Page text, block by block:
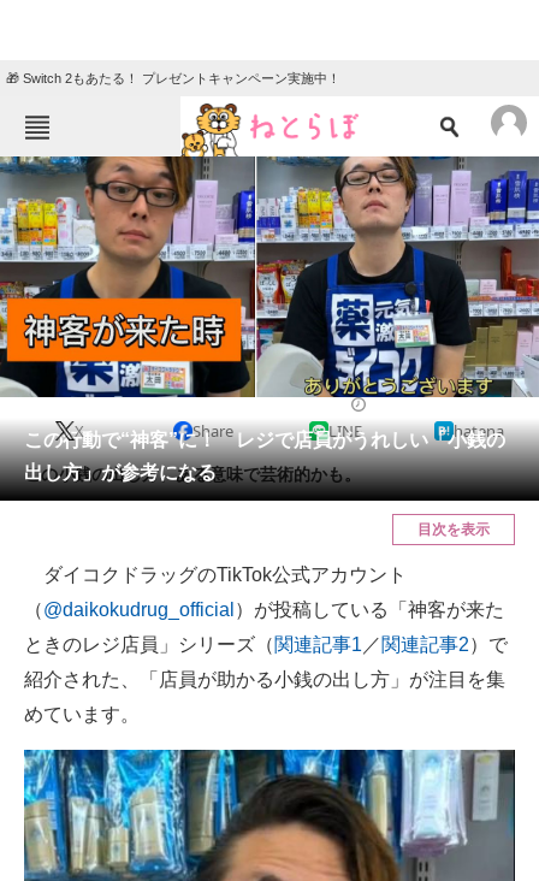
🎁 Switch 2もあたる！ プレゼントキャンペーン実施中！
ねとらぼメニュー
TOP ニュース
エンタメ クイズ
グルメ 地域
住まい 教育・育児
動物 リサーチ
会員記事
メディア
スマホと通信の最新トレンド
進化するPCとデバイスの未来
ビジネスと働き方のヒント
AI活用のいまが分かる
この行動で“神客”に！ レジで店員がうれしい「小銭の
出し方」が参考になる
X Share LINE hatena
この小銭の出し方、ある意味で芸術的かも。
目次を表示
ダイコクドラッグのTikTok公式アカウント
（@daikokudrug_official ）が投稿している「神客が来た
ときのレジ店員」シリーズ（関連記事1 ／関連記事2）で
紹介された、「店員が助かる小銭の出し方」が注目を集
めています。